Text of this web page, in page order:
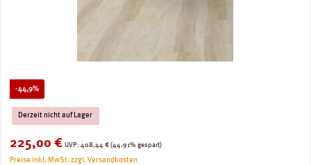
-44,9%Rabatt
Derzeit nicht auf Lager
Verkaufspreis:
225,00 € UVP: Regulärer Preis:
408,44 € (44.91% gespart)
Preise inkl. MwSt. zzgl. Versandkosten